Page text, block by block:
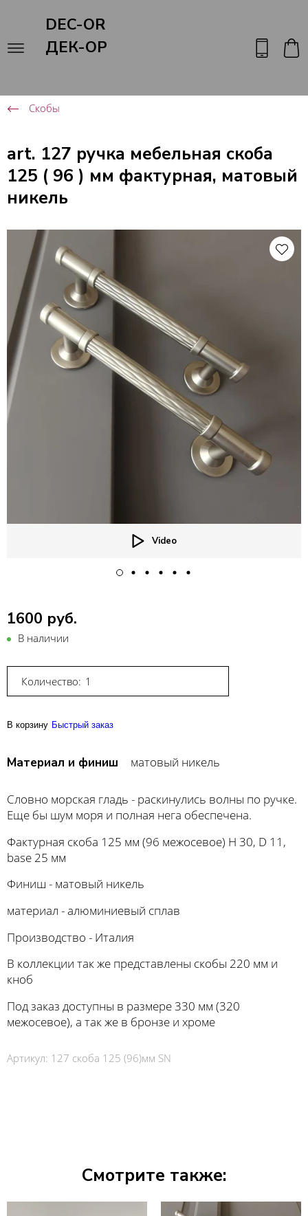
DEC-OR
ДЕК-ОР
Скобы
art. 127 ручка мебельная скоба
125 ( 96 ) мм фактурная, матовый
никель
Video
1600 руб.
В наличии
Количество:
В корзину Быстрый заказ
Материал и финиш матовый никель
Словно морская гладь - раскинулись волны по ручке.
Еще бы шум моря и полная нега обеспечена.
Фактурная скоба 125 мм (96 межосевое) H 30, D 11,
base 25 мм
Финиш - матовый никель
материал - алюминиевый сплав
Производство - Италия
В коллекции так же представлены скобы 220 мм и
кноб
Под заказ доступны в размере 330 мм (320
межосевое), а так же в бронзе и хроме
Артикул: 127 скоба 125 (96)мм SN
Смотрите также: